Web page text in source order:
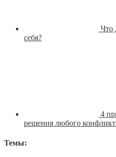
Что
себя?
4
решения любого
Темы: